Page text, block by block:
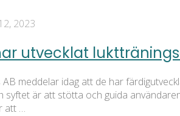
2023
utvecklat
AB meddelar idag att de har
syftet är att stötta och guida
att …